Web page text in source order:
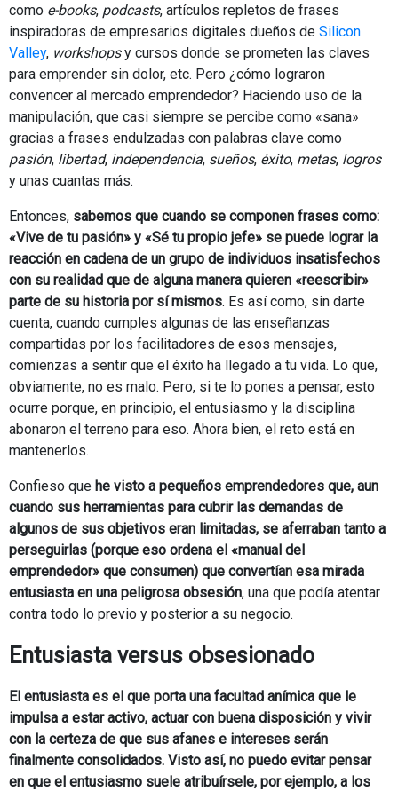
como e-books, podcasts, artículos repletos de frases
inspiradoras de empresarios digitales dueños de Silicon
Valley, workshopsy cursos donde se prometen las claves
para emprender sin dolor, etc. Pero ¿cómo lograron
convencer al mercado emprendedor? Haciendo uso de la
manipulación, que casi siempre se percibe como «sana»
gracias a frases endulzadas con palabras clave como
pasión, libertad, independencia, sueños, éxito, metas, logros
y unas cuantas más.
Entonces, sabemos que cuando se componen frases como:
«Vive de tu pasión» y «Sé tu propio jefe» se puede lograr la
reacción en cadena de un grupo de individuos insatisfechos
con su realidad que de alguna manera quieren «reescribir»
parte de su historia por sí mismos. Es así como, sin darte
cuenta, cuando cumples algunas de las enseñanzas
compartidas por los facilitadores de esos mensajes,
comienzas a sentir que el éxito ha llegado a tu vida. Lo que,
obviamente, no es malo. Pero, si te lo pones a pensar, esto
ocurre porque, en principio, el entusiasmo y la disciplina
abonaron el terreno para eso. Ahora bien, el reto está en
mantenerlos.
Confieso que he visto a pequeños emprendedores que, aun
cuando sus herramientas para cubrir las demandas de
algunos de sus objetivos eran limitadas, se aferraban tanto a
perseguirlas (porque eso ordena el «manual del
emprendedor» que consumen) que convertían esa mirada
entusiasta en una peligrosa obsesión, una que podía atentar
contra todo lo previo y posterior a su negocio.
Entusiasta versus obsesionado
El entusiasta es el que porta una facultad anímica que le
impulsa a estar activo, actuar con buena disposición y vivir
con la certeza de que sus afanes e intereses serán
finalmente consolidados. Visto así, no puedo evitar pensar
en que el entusiasmo suele atribuírsele, por ejemplo, a los